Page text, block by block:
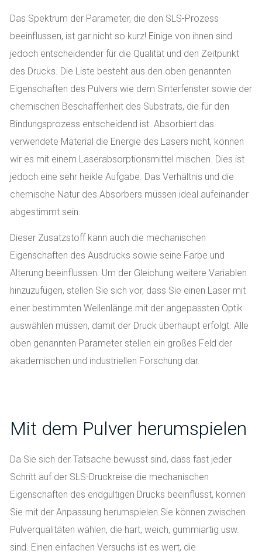
Das Spektrum der Parameter, die den SLS-Prozess
beeinflussen, ist gar nicht so kurz! Einige von ihnen sind
jedoch entscheidender für die Qualität und den Zeitpunkt
des Drucks. Die Liste besteht aus den oben genannten
Eigenschaften des Pulvers wie dem Sinterfenster sowie der
chemischen Beschaffenheit des Substrats, die für den
Bindungsprozess entscheidend ist. Absorbiert das
verwendete Material die Energie des Lasers nicht, können
wir es mit einem Laserabsorptionsmittel mischen. Dies ist
jedoch eine sehr heikle Aufgabe. Das Verhältnis und die
chemische Natur des Absorbers müssen ideal aufeinander
abgestimmt sein.
Dieser Zusatzstoff kann auch die mechanischen
Eigenschaften des Ausdrucks sowie seine Farbe und
Alterung beeinflussen. Um der Gleichung weitere Variablen
hinzuzufügen, stellen Sie sich vor, dass Sie einen Laser mit
einer bestimmten Wellenlänge mit der angepassten Optik
auswählen müssen, damit der Druck überhaupt erfolgt. Alle
oben genannten Parameter stellen ein großes Feld der
akademischen und industriellen Forschung dar.
Mit dem Pulver herumspielen
Da Sie sich der Tatsache bewusst sind, dass fast jeder
Schritt auf der SLS-Druckreise die mechanischen
Eigenschaften des endgültigen Drucks beeinflusst, können
Sie mit der Anpassung herumspielen.Sie können zwischen
Pulverqualitäten wählen, die hart, weich, gummiartig usw.
sind. Einen einfachen Versuchs ist es wert, die